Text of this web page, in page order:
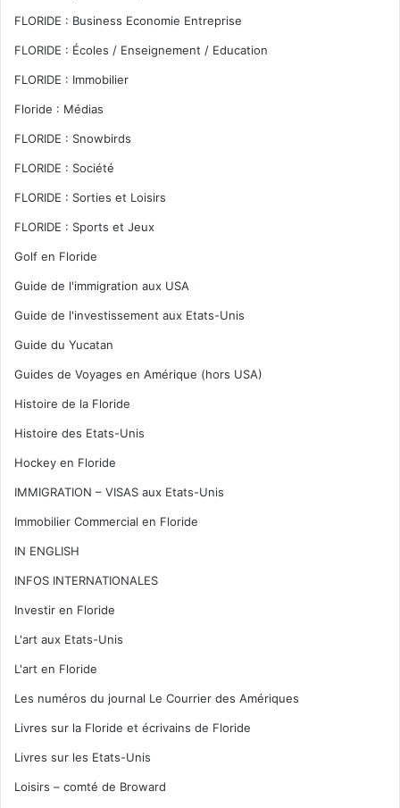
FLORIDE : Business Economie Entreprise
FLORIDE : Écoles / Enseignement / Education
FLORIDE : Immobilier
Floride : Médias
FLORIDE : Snowbirds
FLORIDE : Société
FLORIDE : Sorties et Loisirs
FLORIDE : Sports et Jeux
Golf en Floride
Guide de l'immigration aux USA
Guide de l'investissement aux Etats-Unis
Guide du Yucatan
Guides de Voyages en Amérique (hors USA)
Histoire de la Floride
Histoire des Etats-Unis
Hockey en Floride
IMMIGRATION – VISAS aux Etats-Unis
Immobilier Commercial en Floride
IN ENGLISH
INFOS INTERNATIONALES
Investir en Floride
L'art aux Etats-Unis
L'art en Floride
Les numéros du journal Le Courrier des Amériques
Livres sur la Floride et écrivains de Floride
Livres sur les Etats-Unis
Loisirs – comté de Broward